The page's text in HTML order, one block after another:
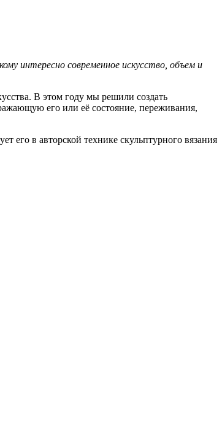
интересно современное искусство, объем и
В этом году мы решили создать
его или её состояние, переживания,
его в авторской технике скульптурного вязания